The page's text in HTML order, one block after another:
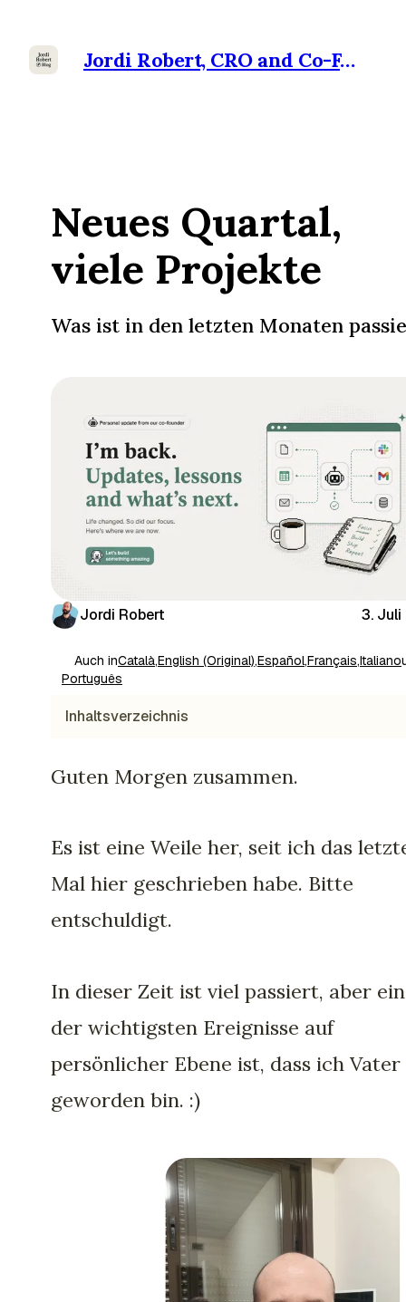
Jordi Robert, CRO and Co-Founder at Ramensoft
Neues Quartal,
viele Projekte
Was ist in den letzten Monaten
Jordi Robert 3.
Auch inCatalà,English (Original),Español,Français,Italiano
Português
Inhaltsverzeichnis
Guten Morgen zusammen.
Es ist eine Weile her, seit ich das
Mal hier geschrieben habe. Bitte
entschuldigt.
In dieser Zeit ist viel passiert, aber
der wichtigsten Ereignisse auf
persönlicher Ebene ist, dass ich Vater
geworden bin. :)